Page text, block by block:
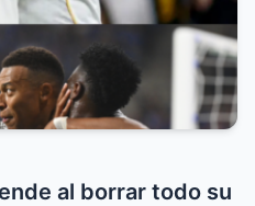
al borrar todo su